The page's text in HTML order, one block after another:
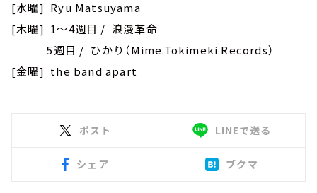
[水曜] Ryu Matsuyama
[木曜] 1～4週目 / 浪漫革命
5週目 / ひかり（Mime.Tokimeki Records）
[金曜] the band apart
ポスト LINEで送る
シェア ブクマ